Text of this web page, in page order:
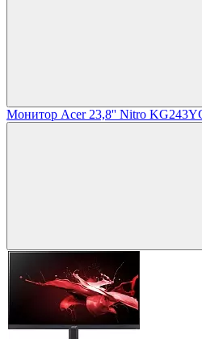
Монитор Acer 23,8'' Nitro